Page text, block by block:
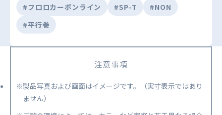
#フロロカーボンライン #SP-T
#NON
#平行巻
注意事項
※製品写真および画面はイメージです。（実寸表示ではあり
ません）